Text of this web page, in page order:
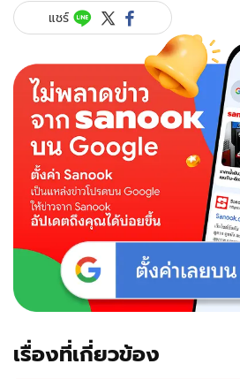
อร์
แลนด์
อาร์เซนอล
แชร์
เรื่องที่เกี่ยวข้อง